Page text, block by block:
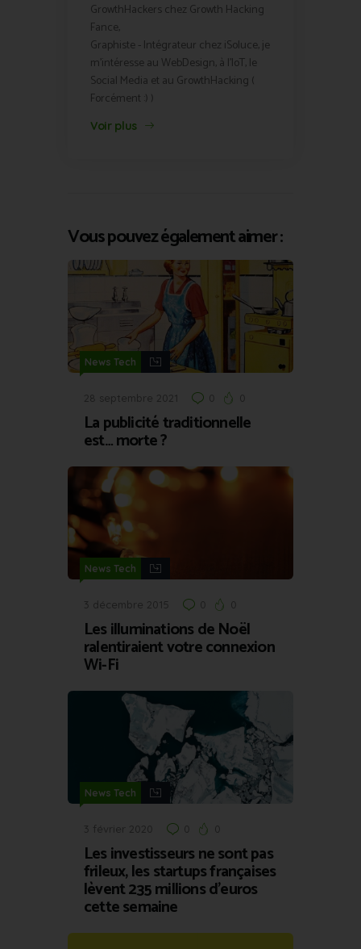
GrowthHackers chez Growth Hacking
Fance,
Graphiste - Intégrateur chez iSoluce, je
m'intéresse au WebDesign, à l'IoT, le
Social Media et au GrowthHacking (
Forcément :) )
Voir plus
Vous pouvez également aimer :
News Tech
28 septembre 2021 0 0
La publicité traditionnelle
est… morte ?
News Tech
3 décembre 2015 0 0
Les illuminations de Noël
ralentiraient votre connexion
Wi-Fi
News Tech
3 février 2020 0 0
Les investisseurs ne sont pas
frileux, les startups françaises
lèvent 235 millions d’euros
cette semaine